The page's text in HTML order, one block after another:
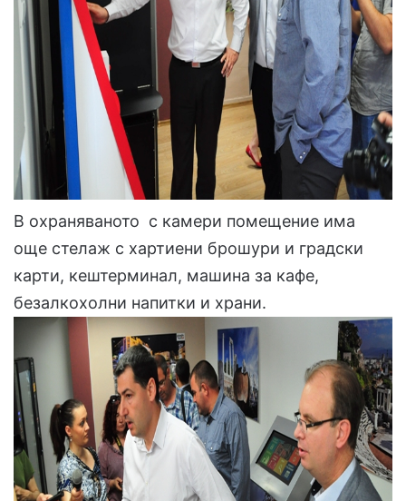
В охраняваното с камери помещение има
още стелаж с хартиени брошури и градски
карти, кештерминал, машина за кафе,
безалкохолни напитки и храни.